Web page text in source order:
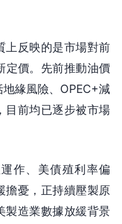
開倉價
上反映的是市場對前
定價。先前推動油價
緣風險、OPEC+減
目前均已逐步被市場
作、美債殖利率偏
擔憂，正持續壓製原
製造業數據放緩背景